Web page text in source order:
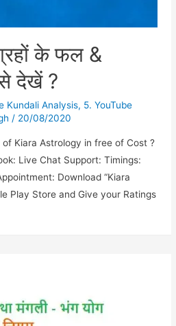
के फल &
देखें ?
Kundali Analysis, 5. YouTube
/ 20/08/2020
Kiara Astrology in free of Cost ?
Live Chat Support: Timings:
Download “Kiara
Play Store and Give your Ratings